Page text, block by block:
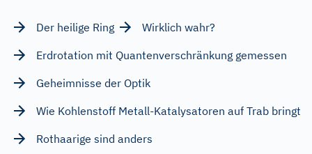
Der heilige Ring
Wirklich wahr?
Erdrotation mit Quantenverschränkung gemessen
Geheimnisse der Optik
Wie Kohlenstoff Metall-Katalysatoren auf Trab bringt
Rothaarige sind anders